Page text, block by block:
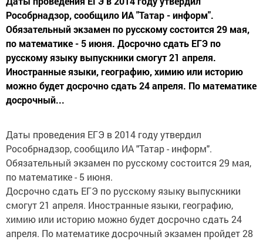
Рособрнадзор, сообщило ИА "Татар - информ".
Обязательный экзамен по русскому состоится 29 мая,
по математике - 5 июня. Досрочно сдать ЕГЭ по
русскому языку выпускники смогут 21 апреля.
Иностранные языки, географию, химию или историю
можно будет досрочно сдать 24 апреля. По математике
досрочный...
Даты проведения ЕГЭ в 2014 году утвердил
Рособрнадзор, сообщило ИА "Татар - информ".
Обязательный экзамен по русскому состоится 29 мая,
по математике - 5 июня.
Досрочно сдать ЕГЭ по русскому языку выпускники
смогут 21 апреля. Иностранные языки, географию,
химию или историю можно будет досрочно сдать 24
апреля. По математике досрочный экзамен пройдет 28